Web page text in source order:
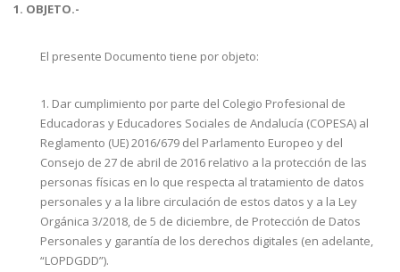
1. OBJETO.-
El presente Documento tiene por objeto:
1. Dar cumplimiento por parte del Colegio Profesional de
Educadoras y Educadores Sociales de Andalucía (COPESA) al
Reglamento (UE) 2016/679 del Parlamento Europeo y del
Consejo de 27 de abril de 2016 relativo a la protección de las
personas físicas en lo que respecta al tratamiento de datos
personales y a la libre circulación de estos datos y a la Ley
Orgánica 3/2018, de 5 de diciembre, de Protección de Datos
Personales y garantía de los derechos digitales (en adelante,
“LOPDGDD”).